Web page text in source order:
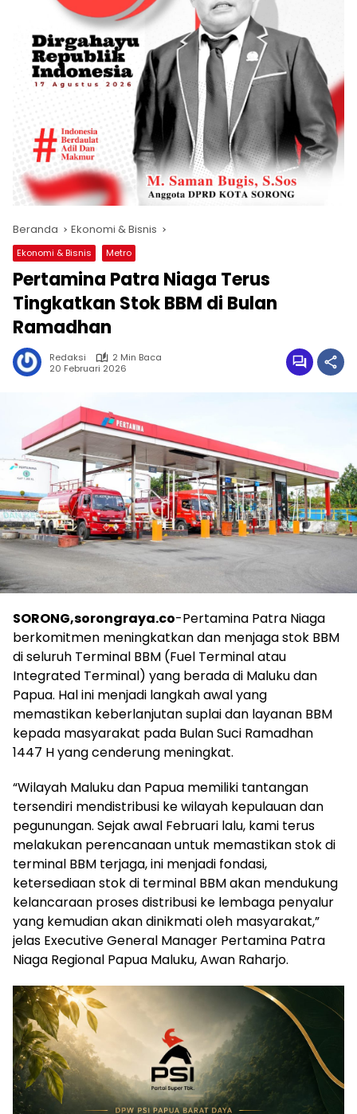
Beranda Ekonomi & Bisnis
Ekonomi & Bisnis Metro
Pertamina Patra Niaga Terus
Tingkatkan Stok BBM di Bulan
Ramadhan
Redaksi
2 Min Baca
20 Februari 2026
SORONG,sorongraya.co-Pertamina Patra Niaga
berkomitmen meningkatkan dan menjaga stok BBM
di seluruh Terminal BBM (Fuel Terminal atau
Integrated Terminal) yang berada di Maluku dan
Papua. Hal ini menjadi langkah awal yang
memastikan keberlanjutan suplai dan layanan BBM
kepada masyarakat pada Bulan Suci Ramadhan
1447 H yang cenderung meningkat.
“Wilayah Maluku dan Papua memiliki tantangan
tersendiri mendistribusi ke wilayah kepulauan dan
pegunungan. Sejak awal Februari lalu, kami terus
melakukan perencanaan untuk memastikan stok di
terminal BBM terjaga, ini menjadi fondasi,
ketersediaan stok di terminal BBM akan mendukung
kelancaraan proses distribusi ke lembaga penyalur
yang kemudian akan dinikmati oleh masyarakat,”
jelas Executive General Manager Pertamina Patra
Niaga Regional Papua Maluku, Awan Raharjo.